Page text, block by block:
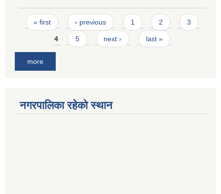
Pages
« first ‹ previous 1 2 3
4 5 next › last »
more
नगरपालिका रहेको स्थान